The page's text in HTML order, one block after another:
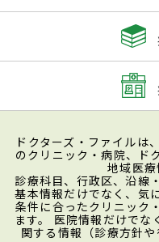
ドクターズ・ファイルは
のクリニック・病院、ド
地域医療
診療科目、行政区、沿線
基本情報だけでなく、気
条件に合ったクリニック
ます。 医院情報だけでな
関する情報（診療方針や